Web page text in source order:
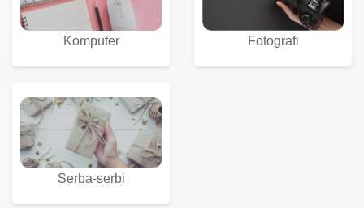
Komputer Fotografi
Serba-serbi